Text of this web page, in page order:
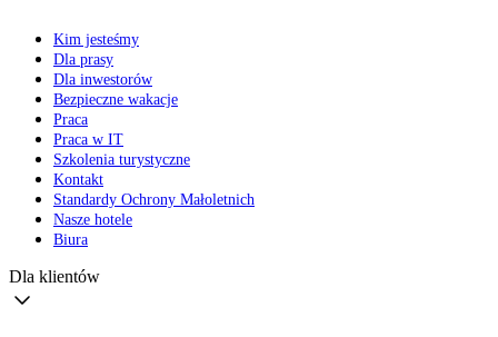
Kim jesteśmy
Dla prasy
Dla inwestorów
Bezpieczne wakacje
Praca
Praca w IT
Szkolenia turystyczne
Kontakt
Standardy Ochrony Małoletnich
Nasze hotele
Biura
Dla klientów